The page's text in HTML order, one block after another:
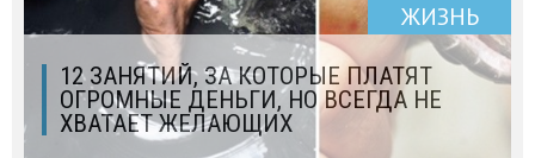
ЖИЗНЬ
12 ЗАНЯТИЙ, ЗА КОТОРЫЕ ПЛАТЯТ
ОГРОМНЫЕ ДЕНЬГИ, НО ВСЕГДА НЕ
ХВАТАЕТ ЖЕЛАЮЩИХ